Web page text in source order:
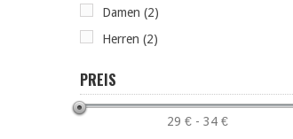
Damen (2)
Herren (2)
PREIS
29 € - 34 €